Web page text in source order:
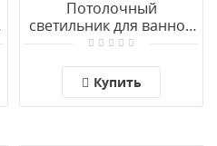
Потолочный
светильник для ванной
комнаты Arte Lamp
1SS
Купить